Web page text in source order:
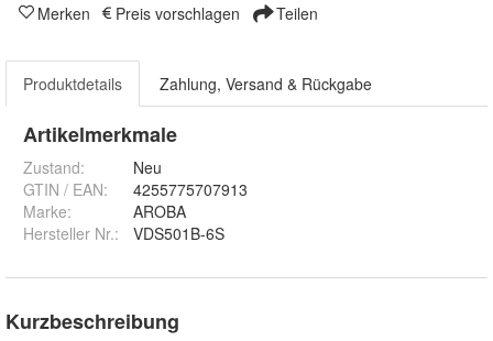
Merken Preis vorschlagen Teilen
Produktdetails Zahlung, Versand & Rückgabe
Artikelmerkmale
Zustand:
Neu
GTIN / EAN:
4255775707913
Marke:
AROBA
Hersteller Nr.:
VDS501B-6S
Kurzbeschreibung